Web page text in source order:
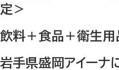
定＞
飲料＋食品＋衛生用
岩手県盛岡アイーナ